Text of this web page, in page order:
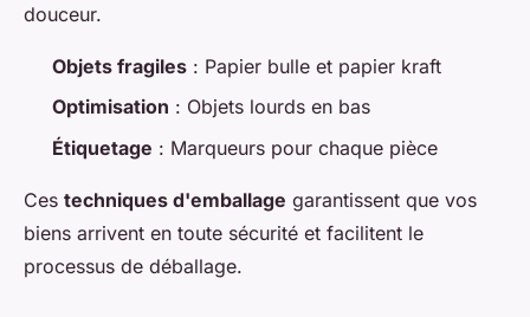
douceur.
Objets fragiles : Papier bulle et papier kraft
Optimisation : Objets lourds en bas
Étiquetage : Marqueurs pour chaque pièce
Ces techniques d'emballage garantissent que vos
biens arrivent en toute sécurité et facilitent le
processus de déballage.